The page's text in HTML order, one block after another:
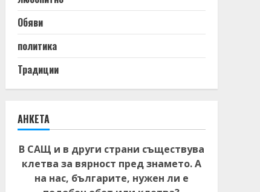
Обяви
политика
Традиции
АНКЕТА
В САЩ и в други страни съществува
клетва за вярност пред знамето. А
на нас, българите, нужен ли е